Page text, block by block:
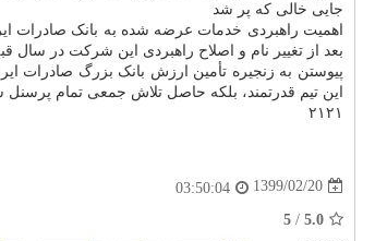
جایی خالی که پر شد
اهمیت راهبردی خدمات عرضه شده به بانک صادرات
بعد از تغییر نام و اصلاح راهبردی این شرکت در
پیوستن به زنجیره تأمین ارزش بانک بزرگ صادرات
این تیم قدرتمند، بلکه حاصل تلاش جمعی تمام
۲۱۲۱
1399/02/20
03:50:04
5.0
/
5